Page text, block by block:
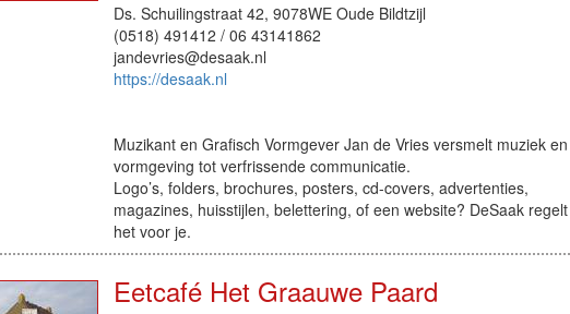
Ds. Schuilingstraat 42, 9078WE Oude Bildtzijl
(0518) 491412 / 06 43141862
jandevries@desaak.nl
https://desaak.nl
Muzikant en Grafisch Vormgever Jan de Vries versmelt muziek en
vormgeving tot verfrissende communicatie.
Logo’s, folders, brochures, posters, cd-covers, advertenties,
magazines, huisstijlen, belettering, of een website? DeSaak regelt
het voor je.
Eetcafé Het Graauwe Paard